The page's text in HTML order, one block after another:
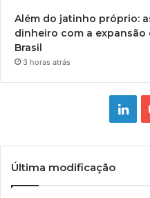
Além do jatinho próprio:
dinheiro com a expansão
Brasil
3 horas atrás
Última modificação